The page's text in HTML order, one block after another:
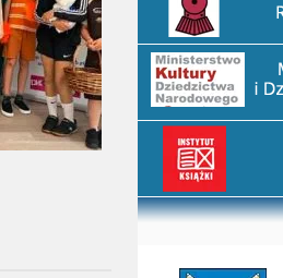
Przejdź na
Przejdź na